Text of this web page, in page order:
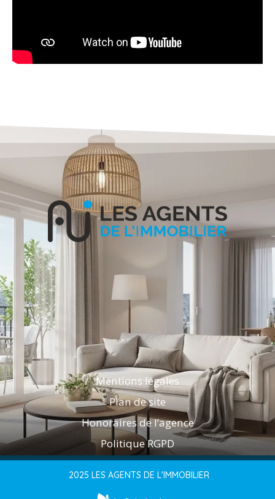
Mentions légales
Plan de site
Honoraires de l’agence
Politique RGPD
2025 LES AGENTS DE L'IMMOBILIER